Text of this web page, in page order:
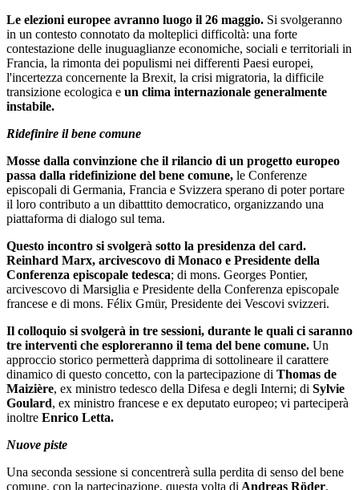
Le elezioni europee avranno luogo il 26 maggio. Si svolgeranno
in un contesto connotato da molteplici difficoltà: una forte
contestazione delle inuguaglianze economiche, sociali e territoriali in
Francia, la rimonta dei populismi nei differenti Paesi europei,
l'incertezza concernente la Brexit, la crisi migratoria, la difficile
transizione ecologica e un clima internazionale generalmente
instabile.
Ridefinire il bene comune
Mosse dalla convinzione che il rilancio di un progetto europeo
passa dalla ridefinizione del bene comune, le Conferenze
episcopali di Germania, Francia e Svizzera sperano di poter portare
il loro contributo a un dibatttito democratico, organizzando una
piattaforma di dialogo sul tema.
Questo incontro si svolgerà sotto la presidenza del card.
Reinhard Marx, arcivescovo di Monaco e Presidente della
Conferenza episcopale tedesca; di mons. Georges Pontier,
arcivescovo di Marsiglia e Presidente della Conferenza episcopale
francese e di mons. Félix Gmür, Presidente dei Vescovi svizzeri.
Il colloquio si svolgerà in tre sessioni, durante le quali ci saranno
tre interventi che esploreranno il tema del bene comune. Un
approccio storico permetterà dapprima di sottolineare il carattere
dinamico di questo concetto, con la partecipazione di Thomas de
Maizière, ex ministro tedesco della Difesa e degli Interni; di Sylvie
Goulard, ex ministro francese e ex deputato europeo; vi parteciperà
inoltre Enrico Letta.
Nuove piste
Una seconda sessione si concentrerà sulla perdita di senso del bene
comune, con la partecipazione, questa volta di Andreas Röder,